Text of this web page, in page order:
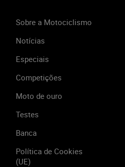
Sobre a Motociclismo
Notícias
Especiais
Competições
Moto de ouro
Testes
Banca
Política de Cookies
(UE)